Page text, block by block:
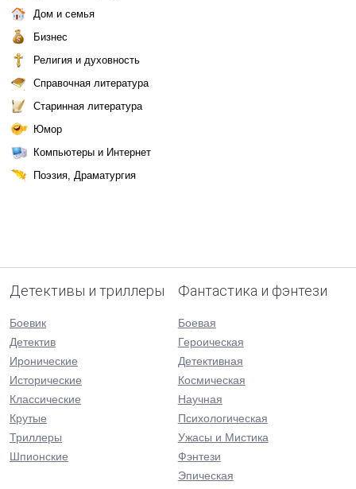
Дом и семья
Бизнес
Религия и духовность
Справочная литература
Старинная литература
Юмор
Компьютеры и Интернет
Поэзия, Драматургия
Детективы и триллеры
Боевик
Детектив
Иронические
Исторические
Классические
Крутые
Триллеры
Шпионские
Фантастика и фэнтези
Боевая
Героическая
Детективная
Космическая
Научная
Психологическая
Ужасы и Мистика
Фэнтези
Эпическая